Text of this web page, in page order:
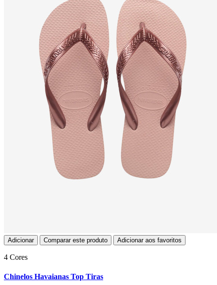
Adicionar Comparar este produto Adicionar aos favoritos
4 Cores
Chinelos Havaianas Top Tiras